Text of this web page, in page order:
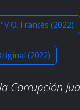
Francés (2022)
(2022)
Corrupción